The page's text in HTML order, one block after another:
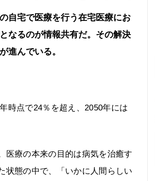
自宅で医療を行う在宅医療にお
なるのが情報共有だ。その解決
進んでいる。
時点で24％を超え、2050年には
医療の本来の目的は病気を治癒す
状態の中で、「いかに人間らしい